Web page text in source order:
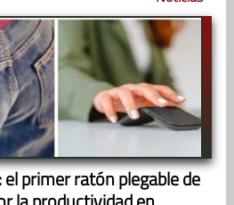
primer ratón plegable de